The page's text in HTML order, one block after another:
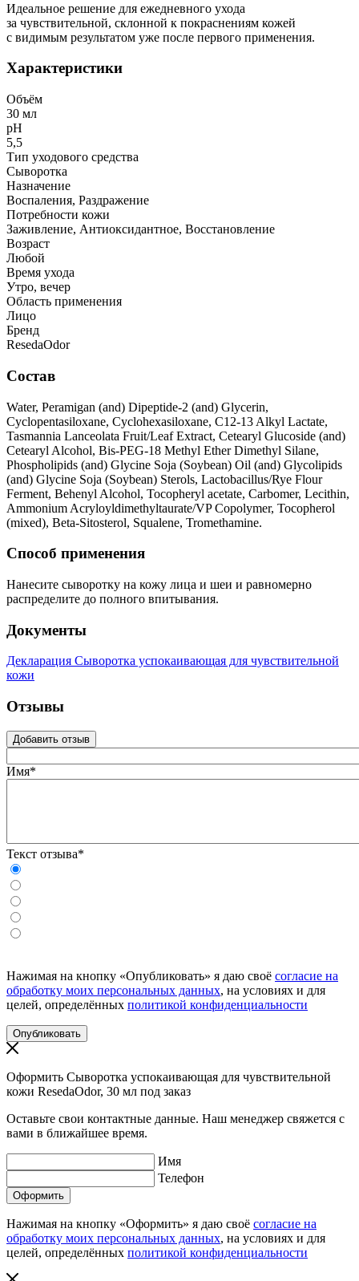
Идеальное решение для ежедневного ухода
за чувствительной, склонной к покраснениям кожей
с видимым результатом уже после первого применения.
Характеристики
Объём
30 мл
рН
5,5
Тип уходового средства
Сыворотка
Назначение
Воспаления, Раздражение
Потребности кожи
Заживление, Антиоксидантное, Восстановление
Возраст
Любой
Время ухода
Утро, вечер
Область применения
Лицо
Бренд
ResedaOdor
Состав
Water, Peramigan (and) Dipeptide-2 (and) Glycerin,
Cyclopentasiloxane, Cyclohexasiloxane, C12-13 Alkyl Lactate,
Tasmannia Lanceolata Fruit/Leaf Extract, Cetearyl Glucoside (and)
Cetearyl Alcohol, Bis-PEG-18 Methyl Ether Dimethyl Silane,
Phospholipids (and) Glycine Soja (Soybean) Oil (and) Glycolipids
(and) Glycine Soja (Soybean) Sterols, Lactobacillus/Rye Flour
Ferment, Behenyl Alcohol, Tocopheryl acetate, Carbomer, Lecithin,
Ammonium Acryloyldimethyltaurate/VP Copolymer, Tocopherol
(mixed), Beta-Sitosterol, Squalene, Tromethamine.
Способ применения
Нанесите сыворотку на кожу лица и шеи и равномерно
распределите до полного впитывания.
Документы
Декларация Сыворотка успокаивающая для чувствительной
кожи
Отзывы
Добавить отзыв
Имя*
Текст отзыва*
Нажимая на кнопку «Опубликовать» я даю своё согласие на
обработку моих персональных данных, на условиях и для
целей, определённых политикой конфиденциальности
Оформить Сыворотка успокаивающая для чувствительной
кожи ResedaOdor, 30 мл под заказ
Оставьте свои контактные данные. Наш менеджер свяжется с
вами в ближайшее время.
Имя
Телефон
Нажимая на кнопку «Оформить» я даю своё согласие на
обработку моих персональных данных, на условиях и для
целей, определённых политикой конфиденциальности